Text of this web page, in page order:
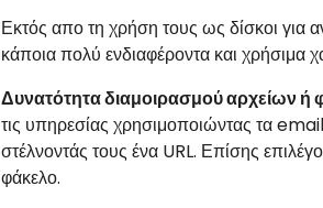
Εκτός απο τη χρήση τους ως δίσκοι
κάποια πολύ ενδιαφέροντα και χρήσιμα
Δυνατότητα διαμοιρασμού αρχείων ή
τις υπηρεσίας χρησιμοποιώντας τα
στέλνοντάς τους ένα URL. Επίσης
φάκελο.